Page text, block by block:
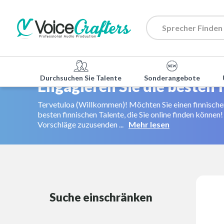
Durchsuchen Sie Talente Sonderangebote
Engagieren Sie die
Tervetuloa (Willkommen)! Möchten Sie einen
besten finnischen Talente, die Sie online finden
Vorschläge zuzusenden ... Mehr lesen
Suche einschränken